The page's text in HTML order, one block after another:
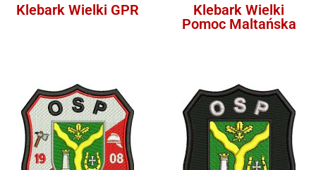
Klebark Wielki GPR
Klebark Wielki
Pomoc Maltańska